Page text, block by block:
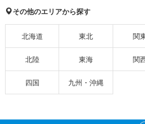
その他のエリアから探す
北海道 東北 関
北陸 東海 関
四国 九州・沖縄